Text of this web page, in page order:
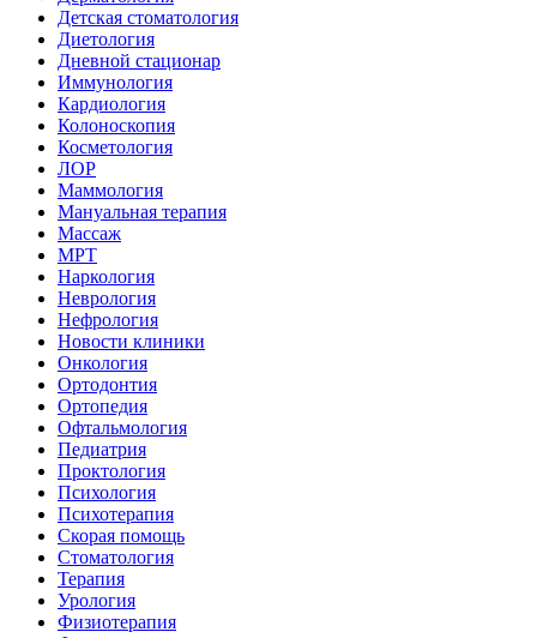
Детская стоматология
Диетология
Дневной стационар
Иммунология
Кардиология
Колоноскопия
Косметология
ЛОР
Маммология
Мануальная терапия
Массаж
МРТ
Наркология
Неврология
Нефрология
Новости клиники
Онкология
Ортодонтия
Ортопедия
Офтальмология
Педиатрия
Проктология
Психология
Психотерапия
Скорая помощь
Стоматология
Терапия
Урология
Физиотерапия